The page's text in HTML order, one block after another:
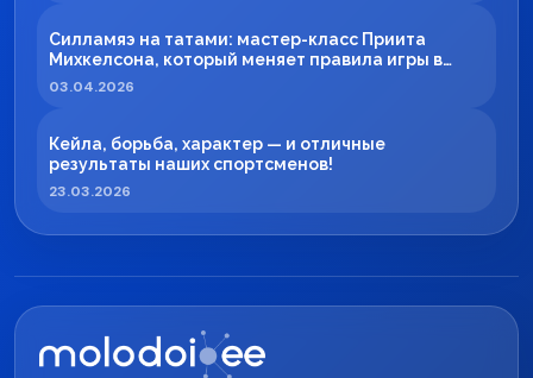
Силламяэ на татами: мастер-класс Приита
Михкелсона, который меняет правила игры в
регионе
03.04.2026
Кейла, борьба, характер — и отличные
результаты наших спортсменов!
23.03.2026